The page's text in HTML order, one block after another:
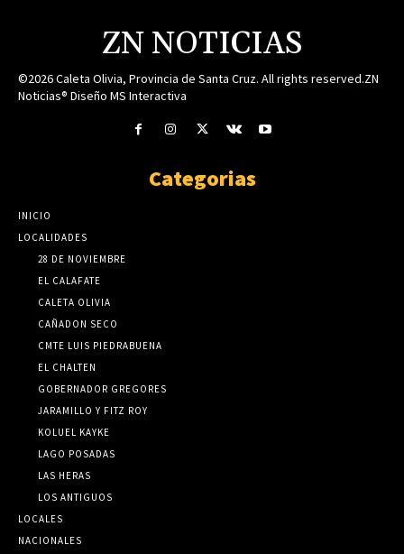
ZN NOTICIAS
©2026 Caleta Olivia, Provincia de Santa Cruz. All rights reserved.ZN
Noticias® Diseño MS Interactiva
Categorias
INICIO
LOCALIDADES
28 DE NOVIEMBRE
EL CALAFATE
CALETA OLIVIA
CAÑADON SECO
CMTE LUIS PIEDRABUENA
EL CHALTEN
GOBERNADOR GREGORES
JARAMILLO Y FITZ ROY
KOLUEL KAYKE
LAGO POSADAS
LAS HERAS
LOS ANTIGUOS
LOCALES
NACIONALES